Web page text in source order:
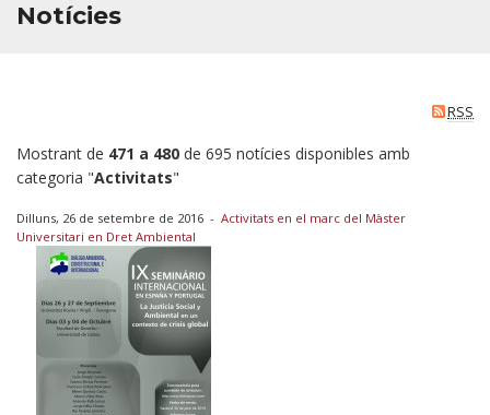
Notícies
RSS
Mostrant de 471 a 480 de 695 notícies disponibles amb
categoria "Activitats"
Dilluns, 26 de setembre de 2016 - Activitats en el marc del Màster
Universitari en Dret Ambiental